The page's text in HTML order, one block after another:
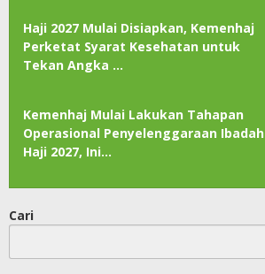
Haji 2027 Mulai Disiapkan, Kemenhaj
Perketat Syarat Kesehatan untuk
Tekan Angka …
Kemenhaj Mulai Lakukan Tahapan
Operasional Penyelenggaraan Ibadah
Haji 2027, Ini…
Cari